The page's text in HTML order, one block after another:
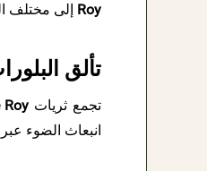
Roy إلى مختلف
تألق
تجمع ثريات Roy
انبعاث الضوء